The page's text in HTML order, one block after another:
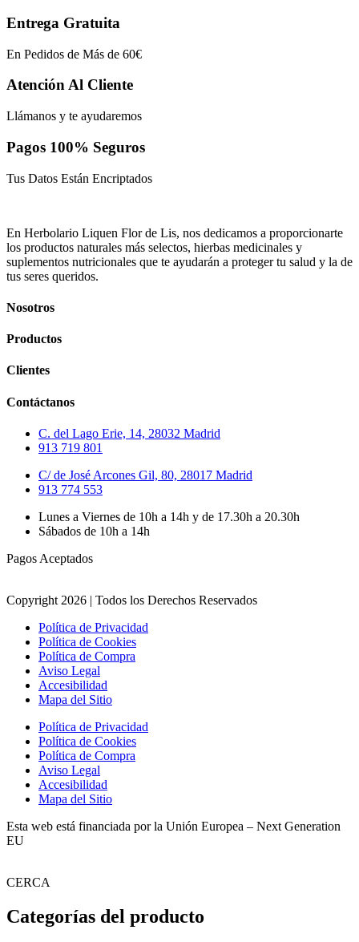
Entrega Gratuita
En Pedidos de Más de 60€
Atención Al Cliente
Llámanos y te ayudaremos
Pagos 100% Seguros
Tus Datos Están Encriptados
En Herbolario Liquen Flor de Lis, nos dedicamos a proporcionarte
los productos naturales más selectos, hierbas medicinales y
suplementos nutricionales que te ayudarán a proteger tu salud y la de
tus seres queridos.
Nosotros
Productos
Clientes
Contáctanos
C. del Lago Erie, 14, 28032 Madrid
913 719 801
C/ de José Arcones Gil, 80, 28017 Madrid
913 774 553
Lunes a Viernes de 10h a 14h y de 17.30h a 20.30h
Sábados de 10h a 14h
Pagos Aceptados
Copyright 2026 | Todos los Derechos Reservados
Política de Privacidad
Política de Cookies
Política de Compra
Aviso Legal
Accesibilidad
Mapa del Sitio
Política de Privacidad
Política de Cookies
Política de Compra
Aviso Legal
Accesibilidad
Mapa del Sitio
Esta web está financiada por la Unión Europea – Next Generation
EU
CERCA
Categorías del producto